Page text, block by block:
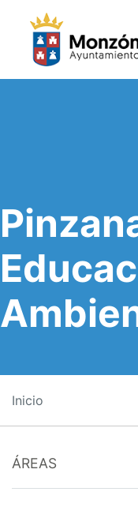
Inicio
ÁREAS